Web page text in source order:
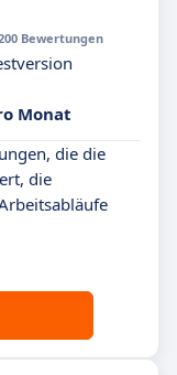
Bewertungen
Monat
die die
die